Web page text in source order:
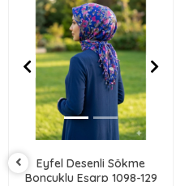
Eyfel Desenli Sökme
Boncuklu Eşarp 1098-129